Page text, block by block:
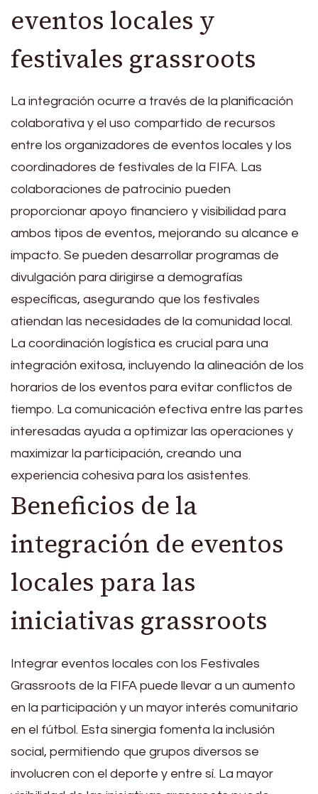
eventos locales y
festivales grassroots
La integración ocurre a través de la planificación
colaborativa y el uso compartido de recursos
entre los organizadores de eventos locales y los
coordinadores de festivales de la FIFA. Las
colaboraciones de patrocinio pueden
proporcionar apoyo financiero y visibilidad para
ambos tipos de eventos, mejorando su alcance e
impacto. Se pueden desarrollar programas de
divulgación para dirigirse a demografías
específicas, asegurando que los festivales
atiendan las necesidades de la comunidad local.
La coordinación logística es crucial para una
integración exitosa, incluyendo la alineación de los
horarios de los eventos para evitar conflictos de
tiempo. La comunicación efectiva entre las partes
interesadas ayuda a optimizar las operaciones y
maximizar la participación, creando una
experiencia cohesiva para los asistentes.
Beneficios de la
integración de eventos
locales para las
iniciativas grassroots
Integrar eventos locales con los Festivales
Grassroots de la FIFA puede llevar a un aumento
en la participación y un mayor interés comunitario
en el fútbol. Esta sinergia fomenta la inclusión
social, permitiendo que grupos diversos se
involucren con el deporte y entre sí. La mayor